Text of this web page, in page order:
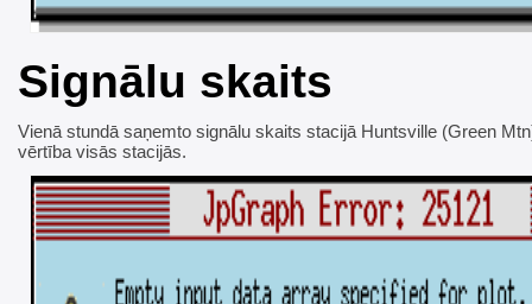
Signālu skaits
Vienā stundā saņemto signālu skaits stacijā Huntsville (Green
vērtība visās stacijās.